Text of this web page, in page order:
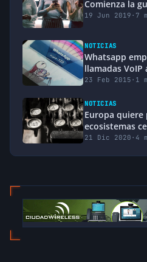
Comienza la
19 Jun 2019 · 7
NOTICIAS
Whatsapp
llamadas
usuarios
23 Feb 2015 · 1
NOTICIAS
Europa
ecosistemas
21 Dic 2020 · 4